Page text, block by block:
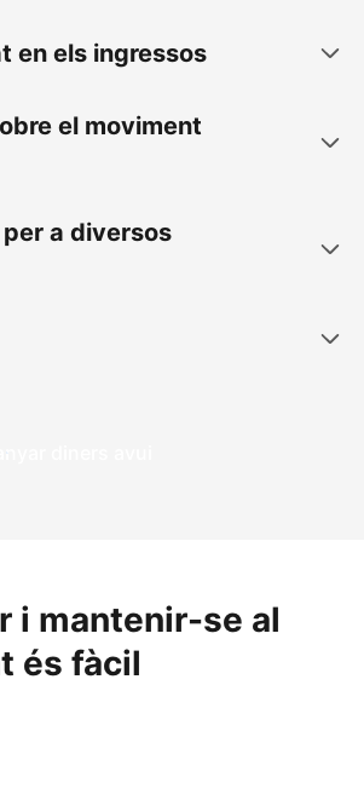
en els ingressos
el moviment
a diversos
diners avui
i mantenir-se al
és fàcil